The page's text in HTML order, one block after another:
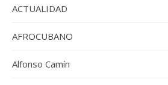
ACTUALIDAD
AFROCUBANO
Alfonso Camín